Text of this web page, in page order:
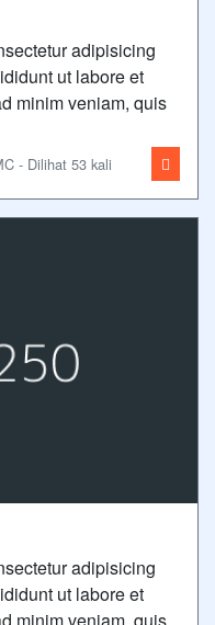
adipisicing
ut labore et
minim veniam, quis
- Dilihat 53 kali
adipisicing
ut labore et